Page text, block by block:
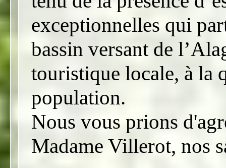
exceptionnelles qui
bassin versant de
touristique locale, à la
population.
Nous vous prions
Madame Villerot, nos